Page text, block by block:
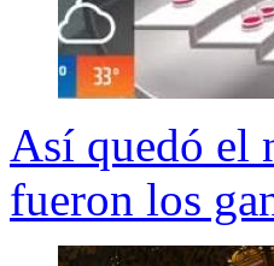
Así quedó el
fueron los